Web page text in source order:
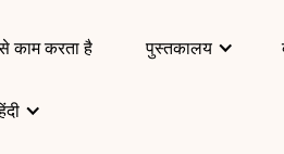
काम करता है पुस्तकालय